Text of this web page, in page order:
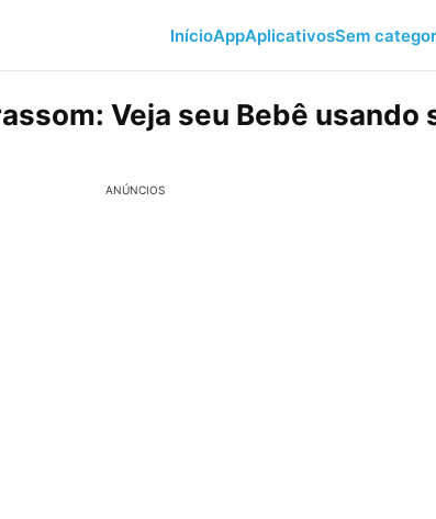
InícioAppAplicativosSem
Veja seu Bebê usando
ANÚNCIOS